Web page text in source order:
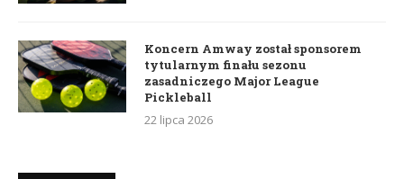
Koncern Amway został sponsorem
tytularnym finału sezonu
zasadniczego Major League
Pickleball
22 lipca 2026